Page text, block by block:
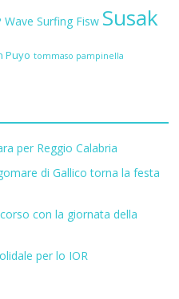
Wave Surfing Fisw Susak
Puyo tommaso pampinella
per Reggio Calabria
di Gallico torna la festa
con la giornata della
per lo IOR